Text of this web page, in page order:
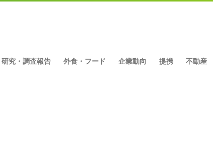
研究・調査報告 外食・フード 企業動向 提携 不動産